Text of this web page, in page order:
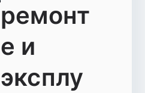
ремонт
е и
эксплу